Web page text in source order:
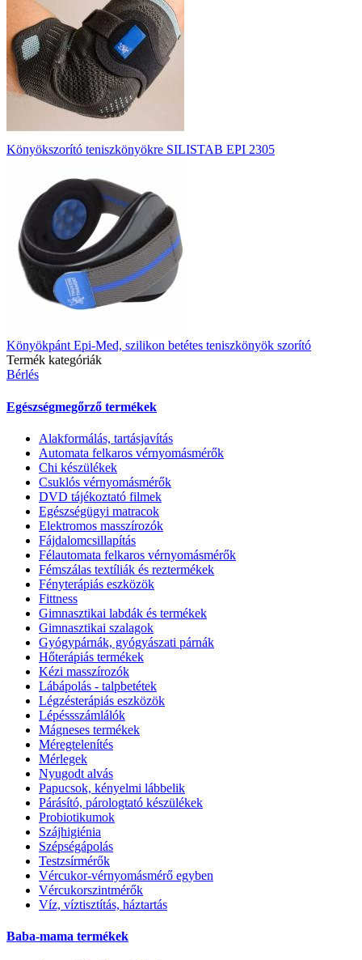
Könyökszorító teniszkönyökre SILISTAB EPI 2305
Könyökpánt Epi-Med, szilikon betétes teniszkönyök szorító
Termék kategóriák
Bérlés
Egészségmegőrző termékek
Alakformálás, tartásjavítás
Automata felkaros vérnyomásmérők
Chi készülékek
Csuklós vérnyomásmérők
DVD tájékoztató filmek
Egészségügyi matracok
Elektromos masszírozók
Fájdalomcsillapítás
Félautomata felkaros vérnyomásmérők
Fémszálas textíliák és reztermékek
Fényterápiás eszközök
Fittness
Gimnasztikai labdák és termékek
Gimnasztikai szalagok
Gyógypárnák, gyógyászati párnák
Hőterápiás termékek
Kézi masszírozók
Lábápolás - talpbetétek
Légzésterápiás eszközök
Lépéssszámlálók
Mágneses termékek
Méregtelenítés
Mérlegek
Nyugodt alvás
Papucsok, kényelmi lábbelik
Párásító, párologtató készülékek
Probiotikumok
Szájhigiénia
Szépségápolás
Testzsírmérők
Vércukor-vérnyomásmérő egyben
Vércukorszintmérők
Víz, víztisztítás, háztartás
Baba-mama termékek